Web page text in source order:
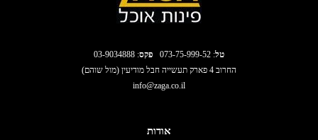
טל:
073-75-999-52 פקס: 03-9034888
החרוב 4 פארק תעשייה חבל מודיעין (מול שוהם)
info@zaga.co.il
אודות